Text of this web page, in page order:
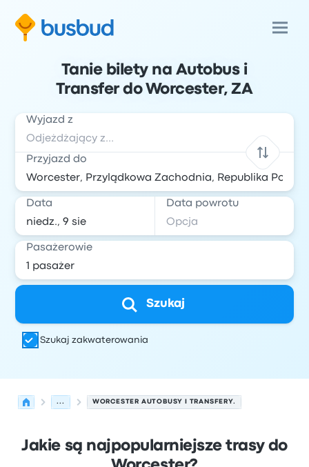
Tanie bilety na Autobus i
Transfer do Worcester, ZA
Wyjazd z
Przyjazd do
Data Data powrotu
Pasażerowie
Szukaj
Szukaj zakwaterowania
... WORCESTER AUTOBUSY I TRANSFERY.
Jakie są najpopularniejsze trasy do